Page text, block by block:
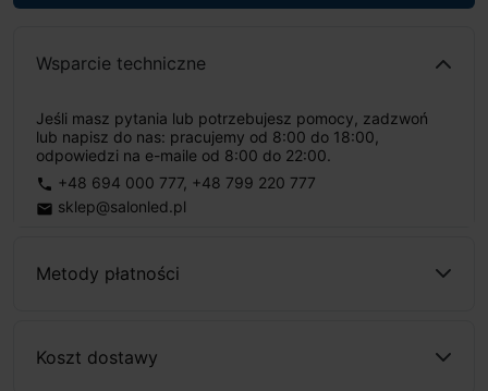
Wsparcie techniczne
Jeśli masz pytania lub potrzebujesz pomocy, zadzwoń
lub napisz do nas: pracujemy od 8:00 do 18:00,
odpowiedzi na e-maile od 8:00 do 22:00.
phone +48 694 000 777, +48 799 220 777
email sklep@salonled.pl
Metody płatności
Koszt dostawy